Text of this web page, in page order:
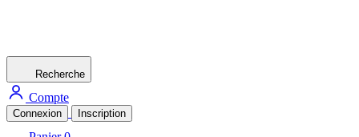
Recherche
Compte
Connexion Inscription